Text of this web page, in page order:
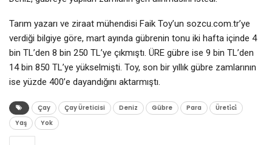
Tarım yazarı ve ziraat mühendisi Faik Toy’un sozcu.com.tr’ye
verdiği bilgiye göre, mart ayında gübrenin tonu iki hafta içinde 4
bin TL’den 8 bin 250 TL’ye çıkmıştı. ÜRE gübre ise 9 bin TL’den
14 bin 850 TL’ye yükselmişti. Toy, son bir yıllık gübre zamlarının
ise yüzde 400’e dayandığını aktarmıştı.
Çay Çay Üreticisi Deniz Gübre Para
Üreti̇ci̇
Yaş
Yok